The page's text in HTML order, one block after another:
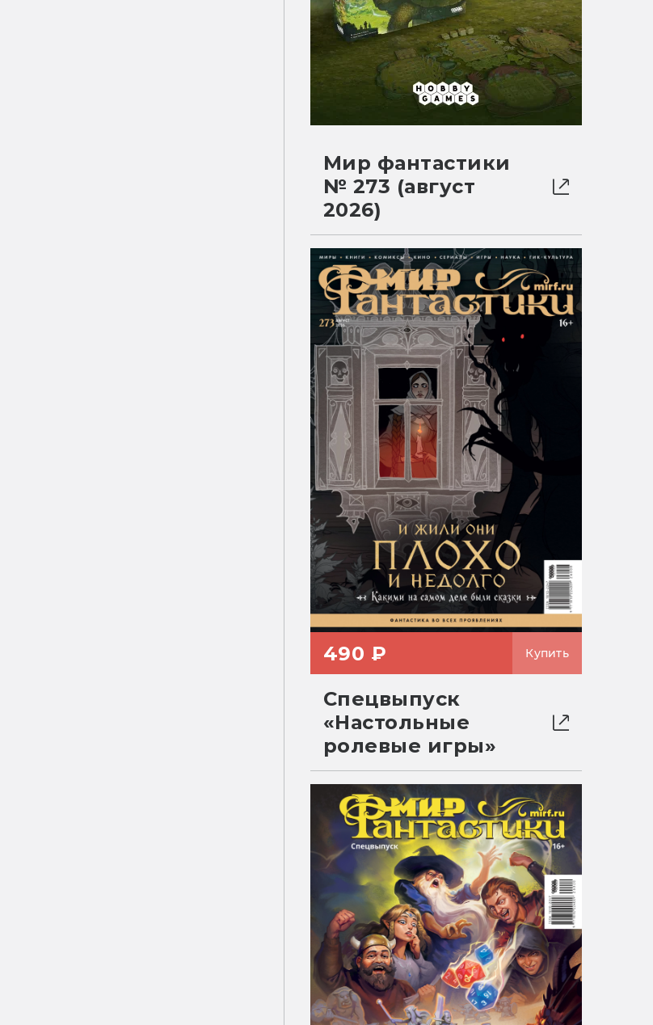
Мир фантастики
№ 273 (август
2026)
490 ₽ Купить
Спецвыпуск
«Настольные
ролевые игры»